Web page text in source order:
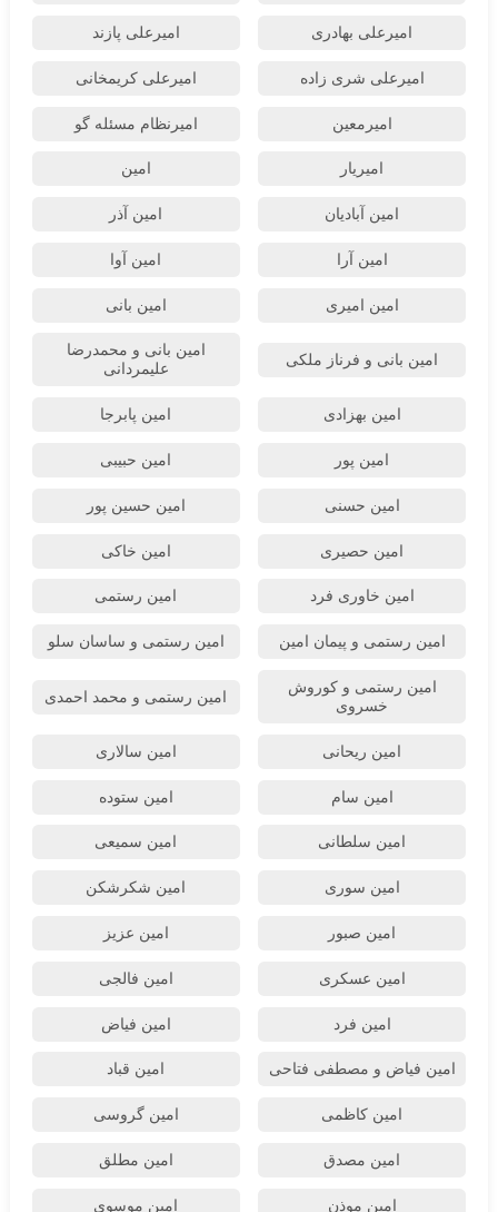
امیرعلی بهادری امیرعلی پازند
امیرعلی شری زاده امیرعلی کریمخانی
امیرمعین امیرنظام مسئله گو
امیریار امین
امین آبادیان امین آذر
امین آرا امین آوا
امین امیری امین بانی
امین بانی و فرناز ملکی
امین بانی و محمدرضا
علیمردانی
امین بهزادی امین پابرجا
امین پور امین حبیبی
امین حسنی امین حسین پور
امین حصیری امین خاکی
امین خاوری فرد امین رستمی
امین رستمی و پیمان امین امین رستمی و ساسان سلو
امین رستمی و کوروش
خسروی
امین رستمی و محمد احمدی
امین ریحانی امین سالاری
امین سام امین ستوده
امین سلطانی امین سمیعی
امین سوری امین شکرشکن
امین صبور امین عزیز
امین عسکری امین فالجی
امین فرد امین فیاض
امین فیاض و مصطفی فتاحی امین قباد
امین کاظمی امین گروسی
امین مصدق امین مطلق
امین موذن امین موسوی